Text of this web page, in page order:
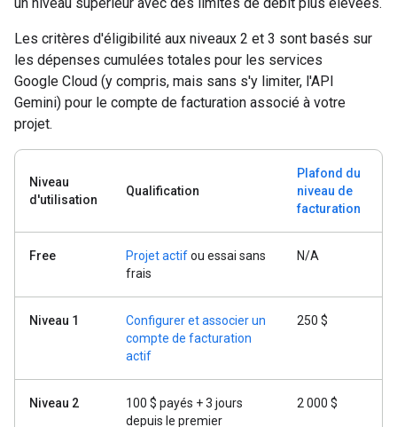
Les critères d'éligibilité aux niveaux 2 et 3 sont basés sur
les dépenses cumulées totales pour les services
Google Cloud (y compris, mais sans s'y limiter, l'API
Gemini) pour le compte de facturation associé à votre
projet.
Niveau
d'utilisation
Qualification
Plafond du
niveau de
facturation
Free Projet actifou essai sans
frais
N/A
Niveau 1
Configurer et associer un
compte de facturation
actif
250 $
Niveau 2
100 $ payés + 3 jours
depuis le premier
2 000 $